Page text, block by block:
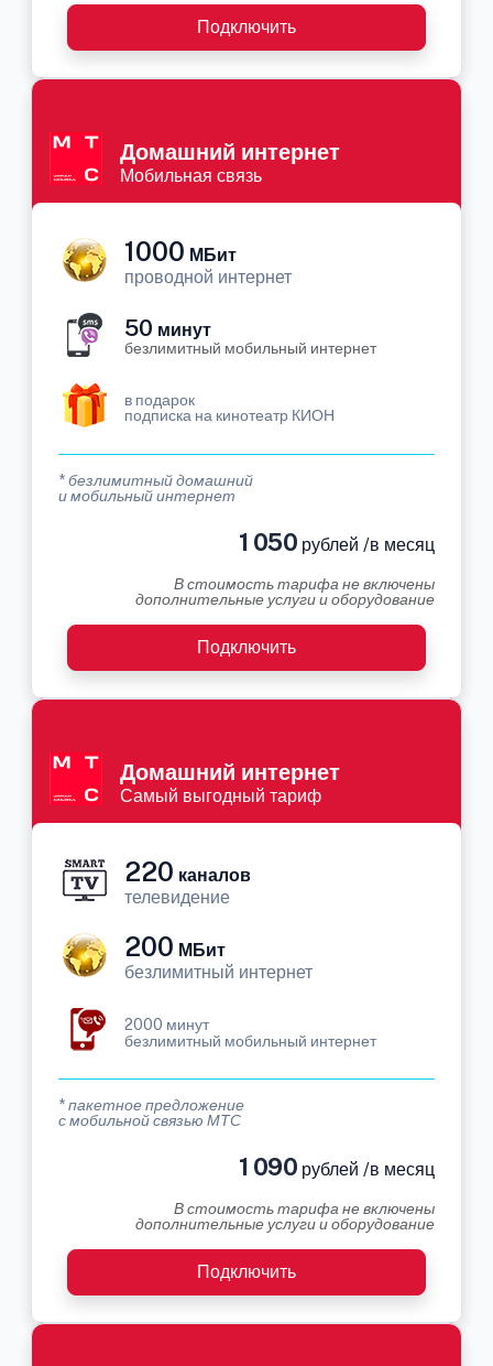
Подключить
Домашний интернет
Мобильная связь
1000 МБит
проводной интернет
50 минут
безлимитный мобильный интернет
в подарок
подписка на кинотеатр КИОН
* безлимитный домашний
и мобильный интернет
1 050 рублей /в месяц
В стоимость тарифа не включены
дополнительные услуги и оборудование
Подключить
Домашний интернет
Самый выгодный тариф
220 каналов
телевидение
200 МБит
безлимитный интернет
2000 минут
безлимитный мобильный интернет
* пакетное предложение
с мобильной связью МТС
1 090 рублей /в месяц
В стоимость тарифа не включены
дополнительные услуги и оборудование
Подключить